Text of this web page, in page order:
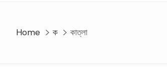
Home ক কাত্লা